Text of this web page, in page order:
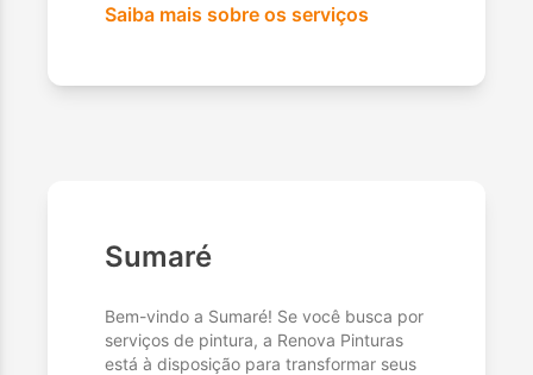
Saiba mais sobre os serviços
Sumaré
Bem-vindo a Sumaré! Se você busca por
serviços de pintura, a Renova Pinturas
está à disposição para transformar seus